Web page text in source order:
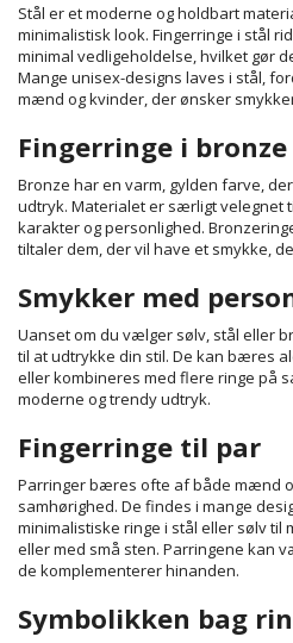
Stål er et moderne og holdbart
minimalistisk look. Fingerringe i stål
minimal vedligeholdelse, hvilket gør
Mange unisex-designs laves i stål,
mænd og kvinder, der ønsker
Fingerringe i bronze
Bronze har en varm, gylden farve,
udtryk. Materialet er særligt velegnet
karakter og personlighed.
tiltaler dem, der vil have et smykke,
Smykker med
Uanset om du vælger sølv, stål eller
til at udtrykke din stil. De kan bæres
eller kombineres med flere ringe på
moderne og trendy udtryk.
Fingerringe til par
Parringer bæres ofte af både mænd
samhørighed. De findes i mange
minimalistiske ringe i stål eller sølv til
eller med små sten. Parringene kan
de komplementerer hinanden.
Symbolikken bag